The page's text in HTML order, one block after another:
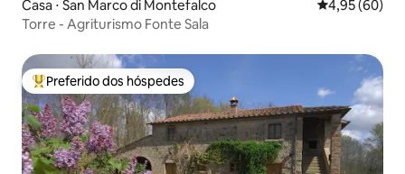
Casa ⋅ San Marco di Montefalco 4,95 de uma
4,95 (60)
Torre - Agriturismo Fonte Sala
Entre os melhores preferidos dos hóspedes
Preferido dos hóspedes